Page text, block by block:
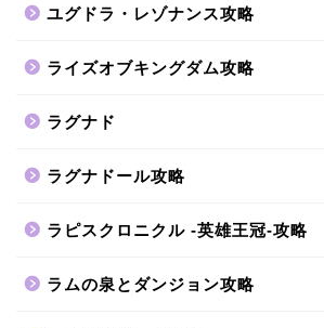
ユグドラ・レゾナンス攻略
ライズオブキングダム攻略
ラグナド
ラグナドール攻略
ラピスクロニクル -英雄王冠-攻略
ラムの泉とダンジョン攻略